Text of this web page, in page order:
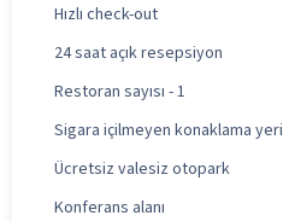
Hızlı check-out
24 saat açık resepsiyon
Restoran sayısı - 1
Sigara içilmeyen konaklama yeri
Ücretsiz valesiz otopark
Konferans alanı